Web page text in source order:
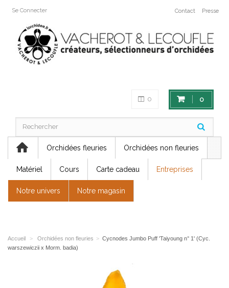
Contact Presse
Se Connecter
0
0
Orchidées fleuries Orchidées non fleuries
Matériel Cours Carte cadeau Entreprises
Notre univers Notre magasin
Accueil > Orchidées non fleuries > Cycnodes Jumbo Puff 'Taiyoung n° 1' (Cyc.
warszewiczii x Morm. badia)